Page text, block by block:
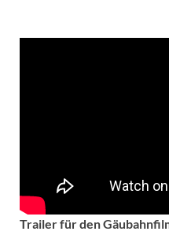
Trailer für den